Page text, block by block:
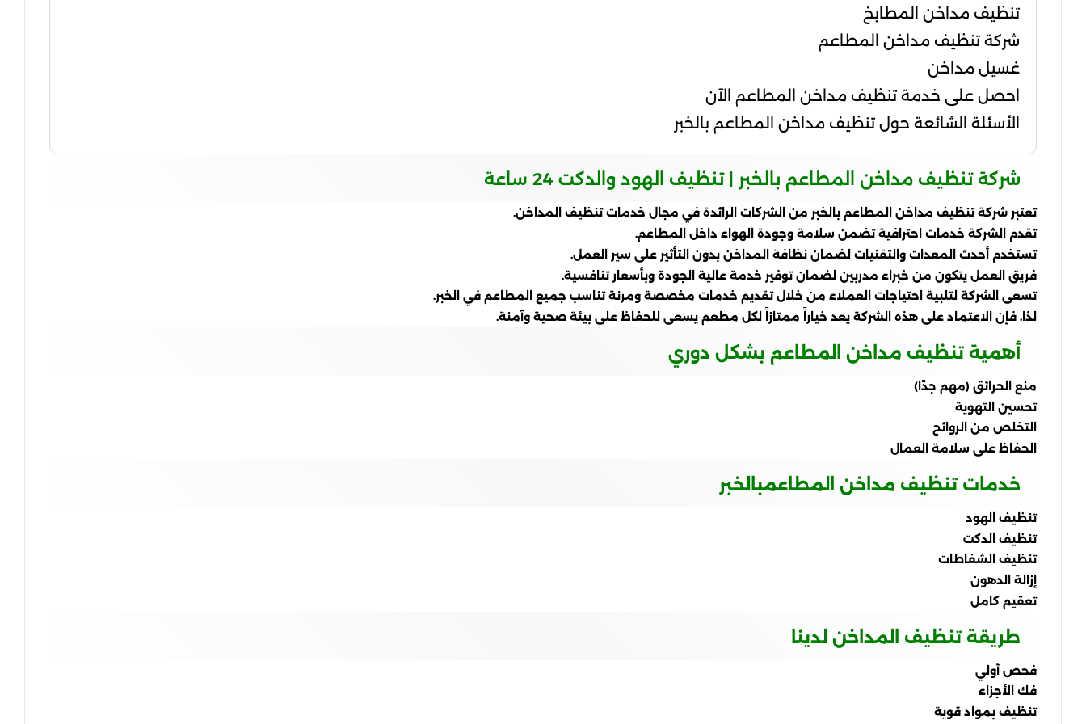
تنظيف مداخن المطابخ
شركة تنظيف مداخن المطاعم
غسيل مداخن
احصل على خدمة تنظيف مداخن المطاعم الآن
الأسئلة الشائعة حول تنظيف مداخن المطاعم بالخبر
شركة تنظيف مداخن المطاعم بالخبر | تنظيف الهود والدكت 24 ساعة
تعتبر شركة تنظيف مداخن المطاعم بالخبر من الشركات الرائدة في مجال خدمات تنظيف المداخن.
تقدم الشركة خدمات احترافية تضمن سلامة وجودة الهواء داخل المطاعم.
تستخدم أحدث المعدات والتقنيات لضمان نظافة المداخن بدون التأثير على سير العمل.
فريق العمل يتكون من خبراء مدربين لضمان توفير خدمة عالية الجودة وبأسعار تنافسية.
تسعى الشركة لتلبية احتياجات العملاء من خلال تقديم خدمات مخصصة ومرنة تناسب جميع المطاعم في الخبر.
لذا، فإن الاعتماد على هذه الشركة يعد خياراً ممتازاً لكل مطعم يسعى للحفاظ على بيئة صحية وآمنة.
أهمية تنظيف مداخن المطاعم بشكل دوري
منع الحرائق (مهم جدًا)
تحسين التهوية
التخلص من الروائح
الحفاظ على سلامة العمال
خدمات تنظيف مداخن المطاعمبالخبر
تنظيف الهود
تنظيف الدكت
تنظيف الشفاطات
إزالة الدهون
تعقيم كامل
طريقة تنظيف المداخن لدينا
فحص أولي
فك الأجزاء
تنظيف بمواد قوية